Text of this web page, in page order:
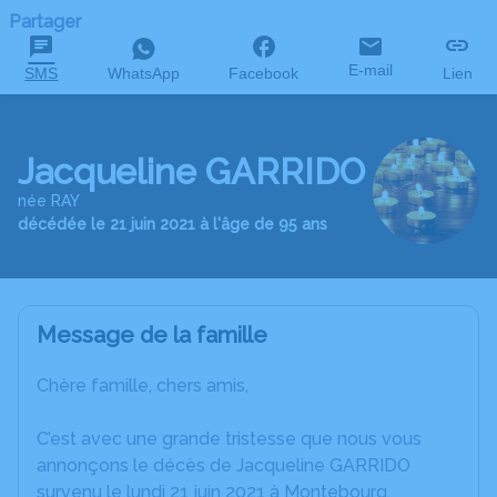
Partager
SMS WhatsApp Facebook E-mail Lien
Jacqueline GARRIDO
née RAY
décédée le 21 juin 2021 à l'âge de 95 ans
Message de la famille
Chère famille, chers amis,
C’est avec une grande tristesse que nous vous
annonçons le décès de Jacqueline GARRIDO
survenu le lundi 21 juin 2021 à Montebourg.